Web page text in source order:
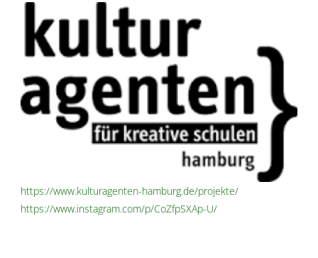
https://www.kulturagenten-hamburg.de/projekte/
https://www.instagram.com/p/CoZfpSXAp-U/